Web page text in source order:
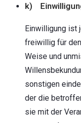
k)
Einwilligung ist
freiwillig für
Weise und
sonstigen
der die
sie mit der